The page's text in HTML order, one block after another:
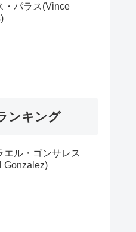
・パラス(Vince
ンキング
エル・ゴンサレス
Gonzalez)